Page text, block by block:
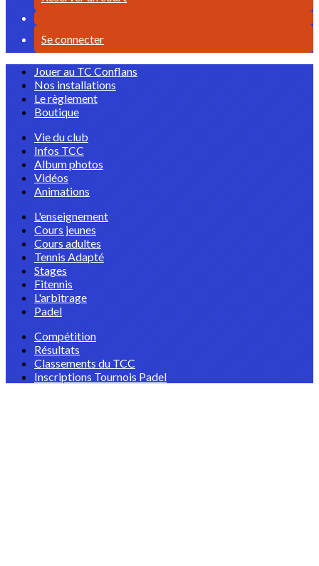
Se connecter
Jouer au TC Conflans
Nos installations
Le règlement
Boutique
Vie du club
Infos TCC
Album photos
Vidéos
Animations
L'enseignement
Cours jeunes
Cours adultes
Tennis Adapté
Stages
Fitennis
L'arbitrage
Padel
Compétition
Résultats
Classements du TCC
Inscriptions Tournois Padel